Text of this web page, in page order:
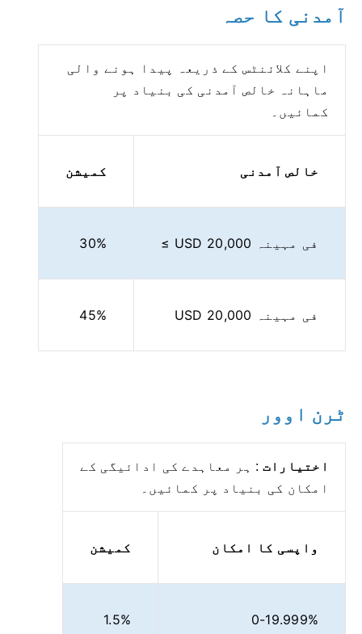
آمدنی کا حصہ
اپنے کلائنٹس کے ذریعہ پیدا ہونے والی
ماہانہ خالص آمدنی کی بنیاد پر
کمائیں۔
خالص آمدنی کمیشن
≤ USD 20,000 فی مہینہ 30%
USD 20,000 فی مہینہ 45%
ٹرن اوور
اختیارات : ہر معاہدے کی ادائیگی کے
امکان کی بنیاد پر کمائیں۔
واپسی کا امکان کمیشن
0-19.999%
1.5%